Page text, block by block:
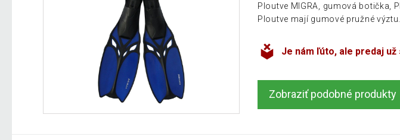
Ploutve MIGRA, gumová botička,
Ploutve mají gumové pružné výztu...
Je nám ľúto, ale predaj už
Zobraziť podobné produkty